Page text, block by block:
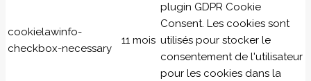
cookielawinfo-
checkbox-necessary
11 mois
plugin GDPR Cookie
Consent. Les cookies sont
utilisés pour stocker le
consentement de l'utilisateur
pour les cookies dans la